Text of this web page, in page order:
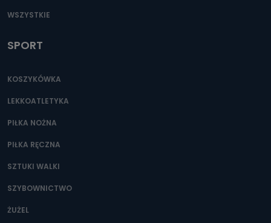
WSZYSTKIE
SPORT
KOSZYKÓWKA
LEKKOATLETYKA
PIŁKA NOŻNA
PIŁKA RĘCZNA
SZTUKI WALKI
SZYBOWNICTWO
ŻUŻEL